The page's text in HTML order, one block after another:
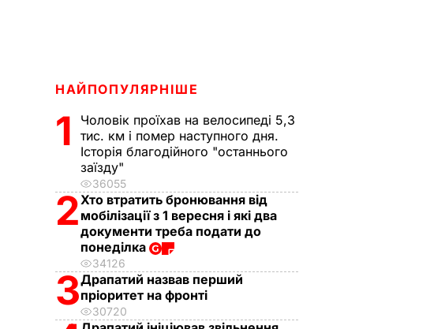
НАЙПОПУЛЯРНІШЕ
1
Чоловік проїхав на велосипеді 5,3
тис. км і помер наступного дня.
Історія благодійного "останнього
заїзду"
36055
2Хто втратить бронювання від
мобілізації з 1 вересня і які два
документи треба подати до
понеділка
34126
3Драпатий назвав перший
пріоритет на фронті
30720